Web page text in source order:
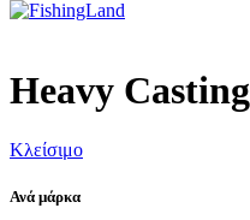
Heavy Casting
Κλείσιμο
Ανά μάρκα